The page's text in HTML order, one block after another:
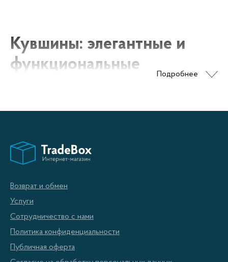
Подробнее
Кувшины: элегантные и
функциональные
функциональность и эстетическую
привлекательность. В наше время кувшины
Материалы
Возврат и обмен
Услуги
Сотрудничество с нами
Политика конфиденциальности
Публичная оферта